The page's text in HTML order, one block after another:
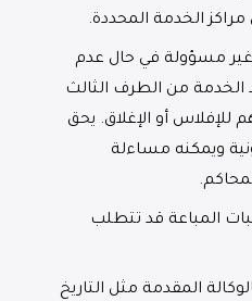
الخدمة المحددة.
غير مسؤولة في حال عدم
الخدمة من الطرف الثالث
للإفلاس أو الإغلاق. يحق
ويمكنه مساءلة
المباعة قد تتطلب
المقدمة مثل التاريخ